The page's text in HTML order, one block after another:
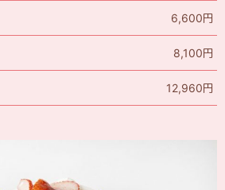
6,600円
8,100円
12,960円